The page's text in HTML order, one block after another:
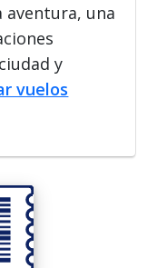
aventura, una
y
vuelos